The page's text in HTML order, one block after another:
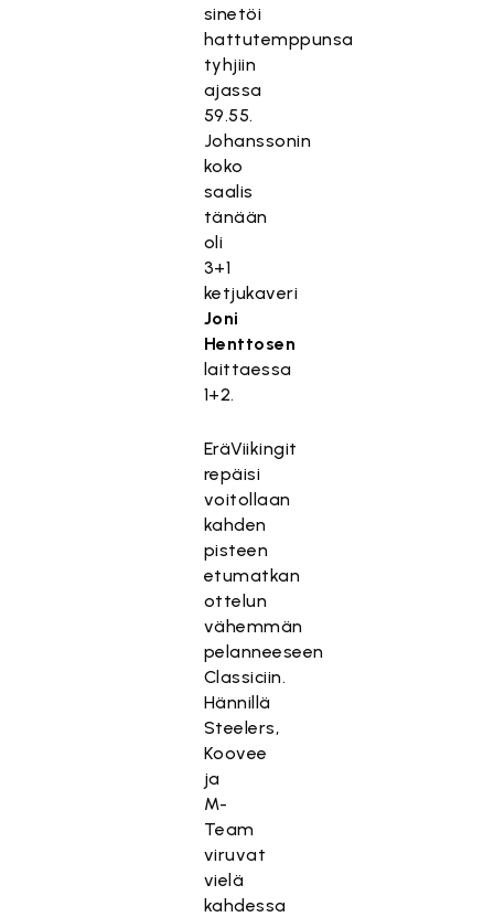
sinetöi
hattutemppunsa
tyhjiin
ajassa
59.55.
Johanssonin
koko
saalis
tänään
oli
3+1
ketjukaveri
Joni
Henttosen
laittaessa
1+2.
EräViikingit
repäisi
voitollaan
kahden
pisteen
etumatkan
ottelun
vähemmän
pelanneeseen
Classiciin.
Hännillä
Steelers,
Koovee
ja
M-
Team
viruvat
vielä
kahdessa